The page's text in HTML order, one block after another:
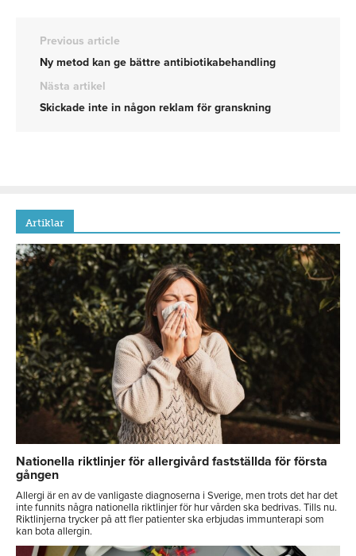
Previous article
Ny metod kan ge bättre antibiotikabehandling
Nästa artikel
Skickade inte in någon reklam för granskning
Artiklar
Nationella riktlinjer för allergivård fastställda för första
gången
Allergi är en av de vanligaste diagnoserna i Sverige, men trots det har det
inte funnits några nationella riktlinjer för hur vården ska bedrivas. Tills nu.
Riktlinjerna trycker på att fler patienter ska erbjudas immunterapi som
kan bota allergin.